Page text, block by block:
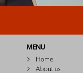
MENU
Home
About us